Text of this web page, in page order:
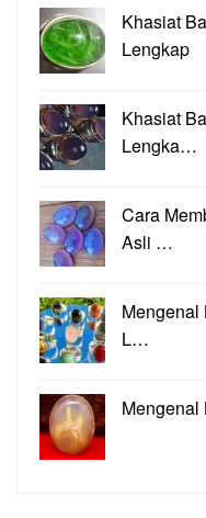
Khasiat
Lengkap
Khasiat
Lengka…
Cara
Asli …
Mengenal
L…
Mengenal